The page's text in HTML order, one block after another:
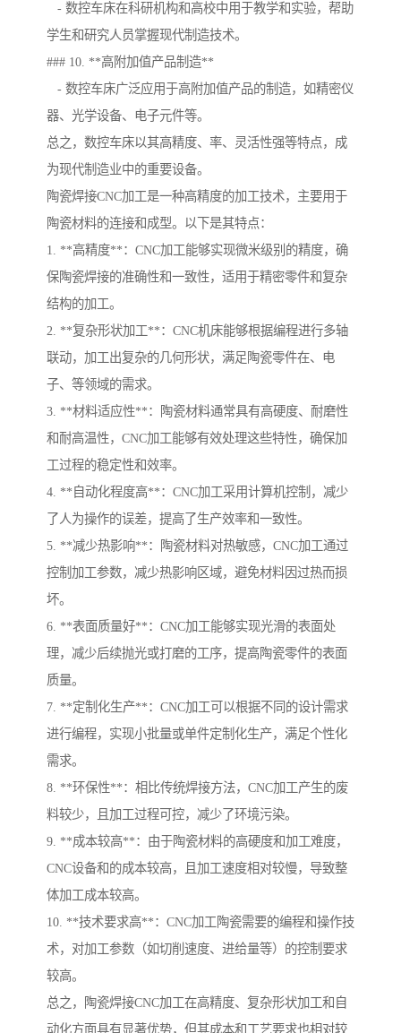
- 数控车床在科研机构和高校中用于教学和实验，帮助
学生和研究人员掌握现代制造技术。
### 10. **高附加值产品制造**
- 数控车床广泛应用于高附加值产品的制造，如精密仪
器、光学设备、电子元件等。
总之，数控车床以其高精度、率、灵活性强等特点，成
为现代制造业中的重要设备。
陶瓷焊接CNC加工是一种高精度的加工技术，主要用于
陶瓷材料的连接和成型。以下是其特点：
1. **高精度**：CNC加工能够实现微米级别的精度，确
保陶瓷焊接的准确性和一致性，适用于精密零件和复杂
结构的加工。
2. **复杂形状加工**：CNC机床能够根据编程进行多轴
联动，加工出复杂的几何形状，满足陶瓷零件在、电
子、等领域的需求。
3. **材料适应性**：陶瓷材料通常具有高硬度、耐磨性
和耐高温性，CNC加工能够有效处理这些特性，确保加
工过程的稳定性和效率。
4. **自动化程度高**：CNC加工采用计算机控制，减少
了人为操作的误差，提高了生产效率和一致性。
5. **减少热影响**：陶瓷材料对热敏感，CNC加工通过
控制加工参数，减少热影响区域，避免材料因过热而损
坏。
6. **表面质量好**：CNC加工能够实现光滑的表面处
理，减少后续抛光或打磨的工序，提高陶瓷零件的表面
质量。
7. **定制化生产**：CNC加工可以根据不同的设计需求
进行编程，实现小批量或单件定制化生产，满足个性化
需求。
8. **环保性**：相比传统焊接方法，CNC加工产生的废
料较少，且加工过程可控，减少了环境污染。
9. **成本较高**：由于陶瓷材料的高硬度和加工难度，
CNC设备和的成本较高，且加工速度相对较慢，导致整
体加工成本较高。
10. **技术要求高**：CNC加工陶瓷需要的编程和操作技
术，对加工参数（如切削速度、进给量等）的控制要求
较高。
总之，陶瓷焊接CNC加工在高精度、复杂形状加工和自
动化方面具有显著优势，但其成本和工艺要求也相对较